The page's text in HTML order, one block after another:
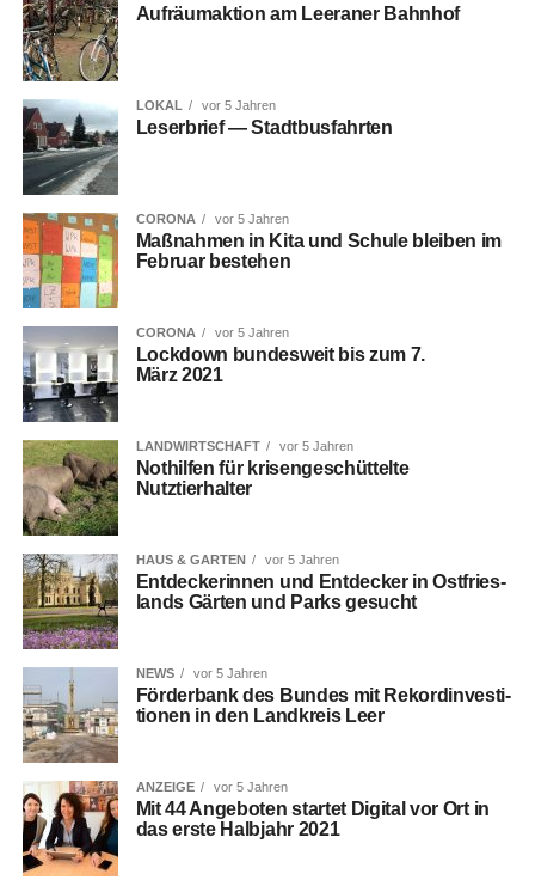
Auf­räum­ak­ti­on am Leera­ner Bahnhof
LOKAL vor 5 Jahren
Leser­brief — Stadtbusfahrten
CORONA vor 5 Jahren
Maß­nah­men in Kita und Schu­le blei­ben im
Febru­ar bestehen
CORONA vor 5 Jahren
Lock­down bun­des­weit bis zum 7.
März 2021
LANDWIRTSCHAFT vor 5 Jahren
Not­hil­fen für kri­sen­ge­schüt­tel­te
Nutztierhalter
HAUS & GARTEN vor 5 Jahren
Ent­de­cke­rin­nen und Ent­de­cker in Ost­fries­
lands Gär­ten und Parks gesucht
NEWS vor 5 Jahren
För­der­bank des Bun­des mit Rekord­in­ves­ti­
tio­nen in den Land­kreis Leer
ANZEIGE vor 5 Jahren
Mit 44 Ange­bo­ten star­tet Digi­tal vor Ort in
das ers­te Halb­jahr 2021